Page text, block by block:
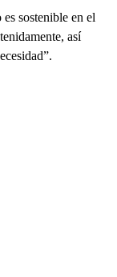
sostenible en el
así